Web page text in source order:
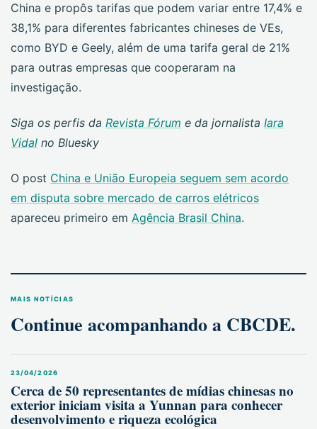
China e propôs tarifas que podem variar entre 17,4% e
38,1% para diferentes fabricantes chineses de VEs,
como BYD e Geely, além de uma tarifa geral de 21%
para outras empresas que cooperaram na
investigação.
Siga os perfis da Revista Fórum e da jornalista Iara
Vidal no Bluesky
O post China e União Europeia seguem sem acordo
em disputa sobre mercado de carros elétricos
apareceu primeiro em Agência Brasil China.
MAIS NOTÍCIAS
Continue acompanhando a CBCDE.
23/04/2026
Cerca de 50 representantes de mídias chinesas no
exterior iniciam visita a Yunnan para conhecer
desenvolvimento e riqueza ecológica